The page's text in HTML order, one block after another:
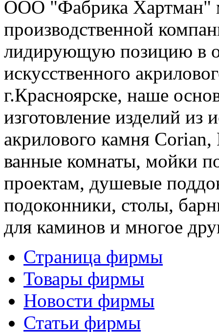
ООО "Фабрика Хартман"
производственной
лидирующую позицию в
искусственного
г.Красноярске, наше
изготовление изделий из
акрилового камня
ванные комнаты, мойки
проектам, душевые
подоконники, столы,
для каминов и многое
Страница фирмы
Товары фирмы
Новости фирмы
Статьи фирмы